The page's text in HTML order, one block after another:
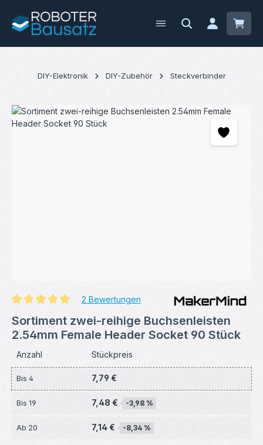
Zum Hauptinhalt springen
DIY-Elektronik DIY-Zubehör Steckverbinder
Bildergalerie überspringen
2 Bewertungen
Sortiment zwei-reihige Buchsenleisten
2.54mm Female Header Socket 90 Stück
Anzahl Stückpreis
Bis 4 7,79 €
Bis 19 7,48 € -3,98 %
Ab 20 7,14 € -8,34 %